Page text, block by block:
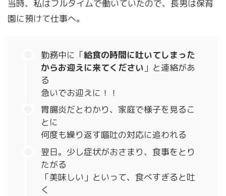
当時、私はフルタイムで働いていたので、長男は保育
園に預けて仕事へ。
勤務中に「給食の時間に吐いてしまった
からお迎えに来てください 」と連絡があ
る
急いでお迎えに！！
胃腸炎だとわかり、家庭で様子を見るこ
とに
何度も繰り返す嘔吐の対応に追われる
翌日。少し症状がおさまり、食事をとり
たがる
「美味しい」といって、食べすぎると吐
く